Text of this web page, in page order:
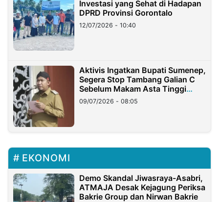
Investasi yang Sehat di Hadapan
DPRD Provinsi Gorontalo
12/07/2026 - 10:40
Aktivis Ingatkan Bupati Sumenep,
Segera Stop Tambang Galian C
Sebelum Makam Asta Tinggi
Longsor
09/07/2026 - 08:05
EKONOMI
Demo Skandal Jiwasraya-Asabri,
ATMAJA Desak Kejagung Periksa
Bakrie Group dan Nirwan Bakrie